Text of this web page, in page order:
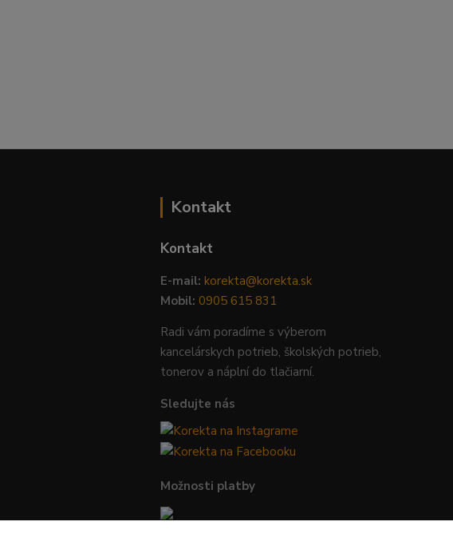
Kontakt
Kontakt
E-mail: korekta@korekta.sk
Mobil: 0905 615 831
Radi vám poradíme s výberom
kancelárskych potrieb, školských potrieb,
tonerov a náplní do tlačiarní.
Sledujte nás
Možnosti platby